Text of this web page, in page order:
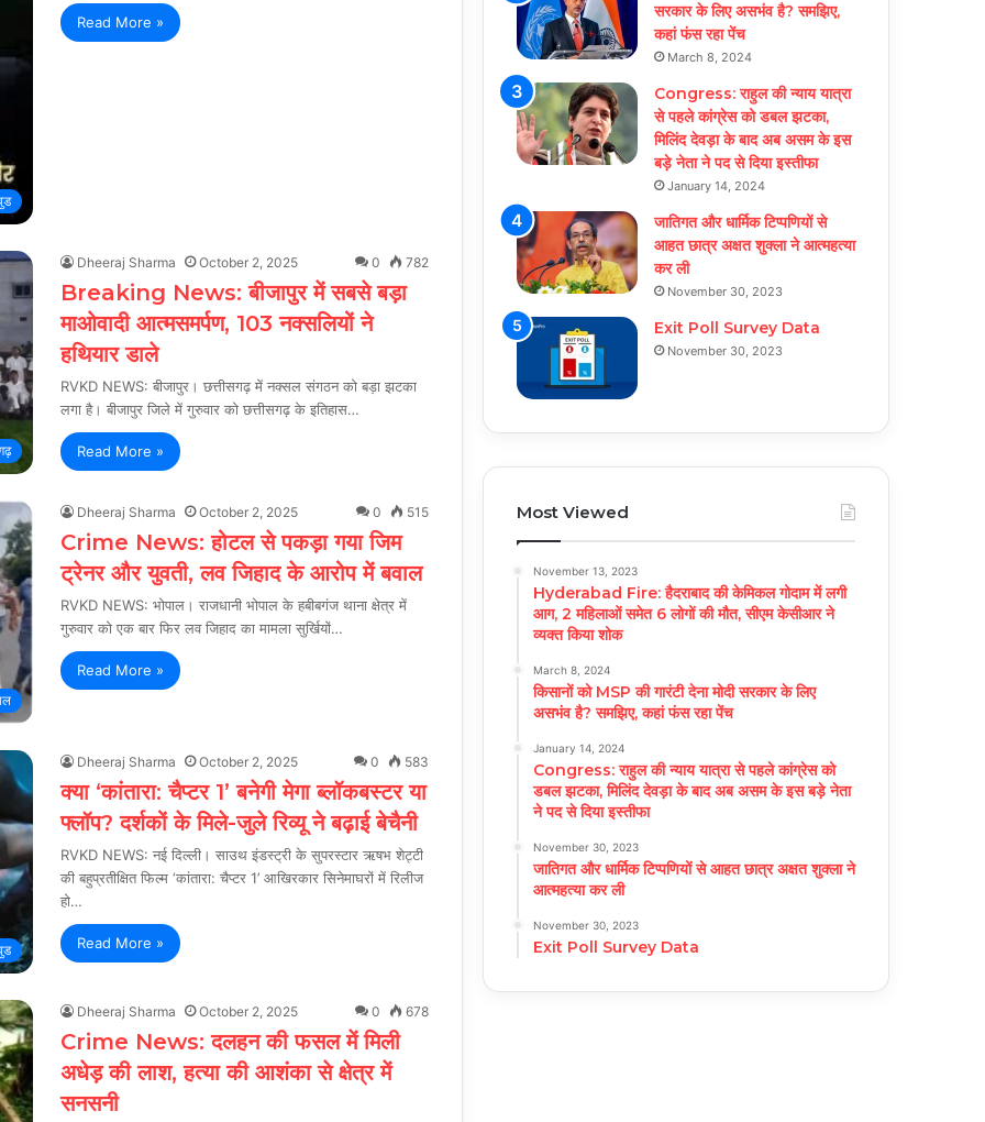
Read More »
Dheeraj Sharma October 2, 2025 0 782
Breaking News: बीजापुर में सबसे बड़ा
माओवादी आत्मसमर्पण, 103 नक्सलियों ने
हथियार डाले
RVKD NEWS: बीजापुर। छत्तीसगढ़ में नक्सल संगठन को बड़ा झटका
लगा है। बीजापुर जिले में गुरुवार को छत्तीसगढ़ के इतिहास…
Read More »
Dheeraj Sharma October 2, 2025 0 515
Crime News: होटल से पकड़ा गया जिम
ट्रेनर और युवती, लव जिहाद के आरोप में बवाल
RVKD NEWS: भोपाल। राजधानी भोपाल के हबीबगंज थाना क्षेत्र में
गुरुवार को एक बार फिर लव जिहाद का मामला सुर्खियों…
Read More »
Dheeraj Sharma October 2, 2025 0 583
क्या ‘कांतारा: चैप्टर 1’ बनेगी मेगा ब्लॉकबस्टर या
फ्लॉप? दर्शकों के मिले-जुले रिव्यू ने बढ़ाई बेचैनी
RVKD NEWS: नई दिल्ली। साउथ इंडस्ट्री के सुपरस्टार ऋषभ शेट्टी
की बहुप्रतीक्षित फिल्म ‘कांतारा: चैप्टर 1’ आखिरकार सिनेमाघरों में रिलीज
हो…
Read More »
Dheeraj Sharma October 2, 2025 0 678
Crime News: दलहन की फसल में मिली
अधेड़ की लाश, हत्या की आशंका से क्षेत्र में
सनसनी
सरकार के लिए असभंव है? समझिए,
कहां फंस रहा पेंच
March 8, 2024
Congress: राहुल की न्याय यात्रा
से पहले कांग्रेस को डबल झटका,
मिलिंद देवड़ा के बाद अब असम के इस
बड़े नेता ने पद से दिया इस्तीफा
January 14, 2024
जातिगत और धार्मिक टिप्पणियों से
आहत छात्र अक्षत शुक्ला ने आत्महत्या
कर ली
November 30, 2023
Exit Poll Survey Data
November 30, 2023
Most Viewed
November 13, 2023
Hyderabad Fire: हैदराबाद की केमिकल गोदाम में लगी
आग, 2 महिलाओं समेत 6 लोगों की मौत, सीएम केसीआर ने
व्यक्त किया शोक
March 8, 2024
किसानों को MSP की गारंटी देना मोदी सरकार के लिए
असभंव है? समझिए, कहां फंस रहा पेंच
January 14, 2024
Congress: राहुल की न्याय यात्रा से पहले कांग्रेस को
डबल झटका, मिलिंद देवड़ा के बाद अब असम के इस बड़े नेता
ने पद से दिया इस्तीफा
November 30, 2023
जातिगत और धार्मिक टिप्पणियों से आहत छात्र अक्षत शुक्ला ने
आत्महत्या कर ली
November 30, 2023
Exit Poll Survey Data